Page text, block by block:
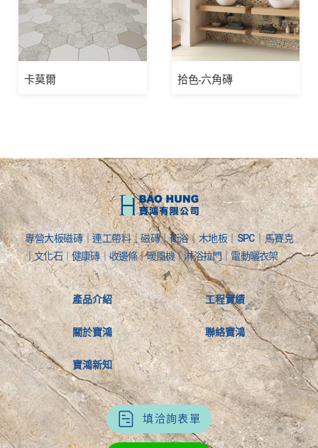
卡莫爾 拾色-六角磚
專營大板磁磚｜連工帶料｜磁磚｜衛浴｜木地板｜SPC｜馬賽克
｜文化石｜健康磚｜收邊條｜暖風機｜淋浴拉門｜電動曬衣架
產品介紹
關於寶鴻
寶鴻新知
工程實績
聯絡寶鴻
填洽詢表單